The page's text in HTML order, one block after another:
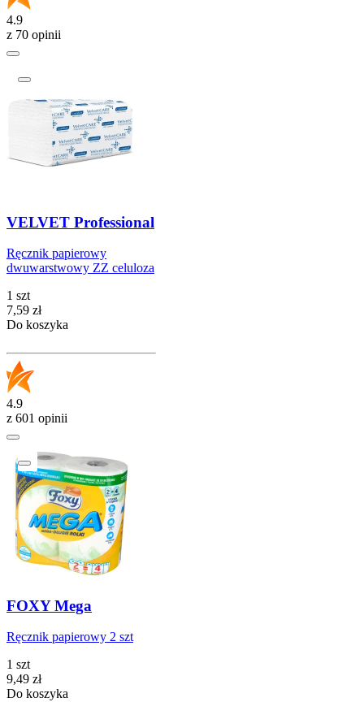
4.9
z 70 opinii
VELVET Professional
Ręcznik papierowy
dwuwarstwowy ZZ celuloza
1 szt
Cena
7,59 zł
Do koszyka
4.9
z 601 opinii
FOXY Mega
Ręcznik papierowy 2 szt
1 szt
Cena
9,49 zł
Do koszyka